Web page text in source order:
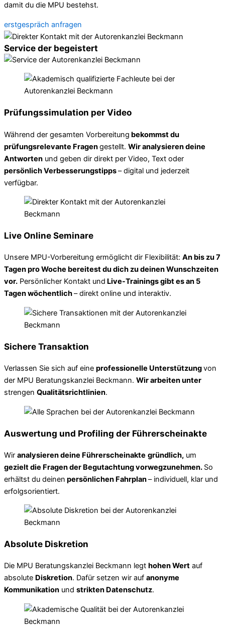
damit du die MPU bestehst.
erstgespräch anfragen
Service der begeistert
Prüfungssimulation per Video
Während der gesamten Vorbereitung bekommst du
prüfungsrelevante Fragengestellt. Wir analysieren deine
Antworten und geben dir direkt per Video, Text oder
persönlich Verbesserungstipps– digital und jederzeit
verfügbar.
Live Online Seminare
Unsere MPU-Vorbereitung ermöglicht dir Flexibilität: An bis zu 7
Tagen pro Woche bereitest du dich zu deinen Wunschzeiten
vor. Persönlicher Kontakt und Live-Trainings gibt es an 5
Tagen wöchentlich– direkt online und interaktiv.
Sichere Transaktion
Verlassen Sie sich auf eine professionelle Unterstützungvon
der MPU Beratungskanzlei Beckmann. Wir arbeiten unter
strengen Qualitätsrichtlinien.
Auswertung und Profiling der Führerscheinakte
Wir analysieren deine Führerscheinakte gründlich, um
gezielt die Fragen der Begutachtung vorwegzunehmen. So
erhältst du deinen persönlichen Fahrplan– individuell, klar und
erfolgsorientiert.
Absolute Diskretion
Die MPU Beratungskanzlei Beckmann legt hohen Wert auf
absolute Diskretion. Dafür setzen wir auf anonyme
Kommunikation und strikten Datenschutz.